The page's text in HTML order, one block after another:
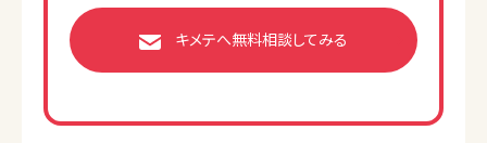
キメテへ無料相談してみる